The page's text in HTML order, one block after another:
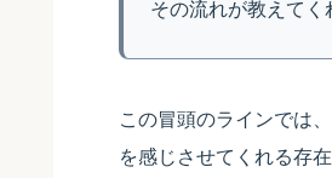
その流れが教えてく
この冒頭のラインでは
を感じさせてくれる存